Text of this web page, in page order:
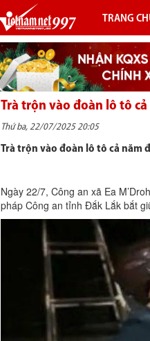
TRANG
Trà trộn vào đoàn lô tô
Thứ ba, 22/07/2025 20:05
Trà trộn vào đoàn lô tô cả năm
Ngày 22/7, Công an xã Ea
pháp Công an tỉnh Đắk Lắk bắt